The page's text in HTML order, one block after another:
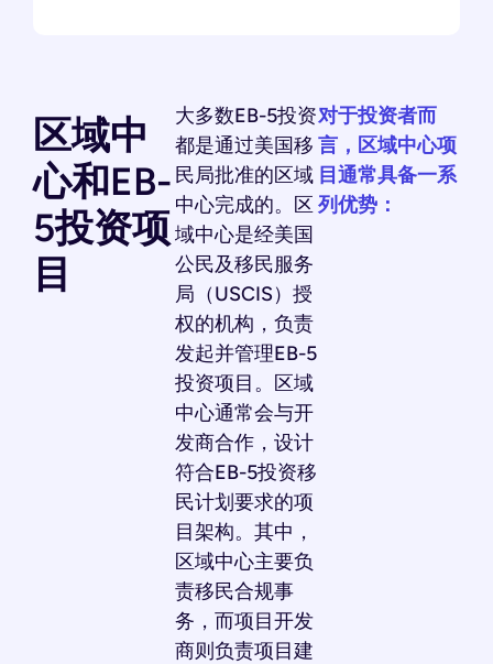
区域中
心和EB-
5投资项
目
大多数EB-5投资
都是通过美国移
民局批准的区域
中心完成的。区
域中心是经美国
公民及移民服务
局（USCIS）授
权的机构，负责
发起并管理EB-5
投资项目。区域
中心通常会与开
发商合作，设计
符合EB-5投资移
民计划要求的项
目架构。其中，
区域中心主要负
责移民合规事
务，而项目开发
商则负责项目建
对于投资者而
言，区域中心项
目通常具备一系
列优势：